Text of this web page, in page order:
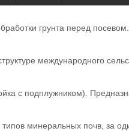
грунта перед
международного
с подплужником).
минеральных почв, за